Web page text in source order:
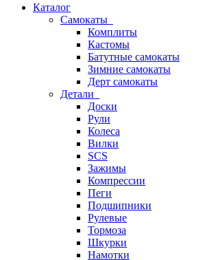
Каталог
Самокаты
Комплиты
Кастомы
Батутные самокаты
Зимние самокаты
Дерт самокаты
Детали
Доски
Рули
Колеса
Вилки
SCS
Зажимы
Компрессии
Пеги
Подшипники
Рулевые
Тормоза
Шкурки
Намотки